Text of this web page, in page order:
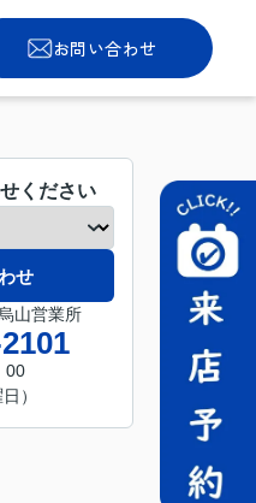
お問い合わせ
ください
せ
山営業所
00
）